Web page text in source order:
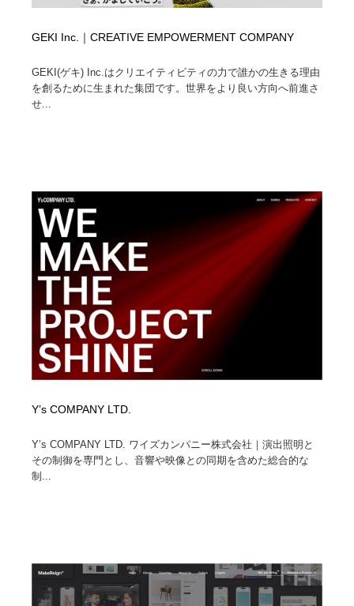
GEKI Inc.｜CREATIVE EMPOWERMENT COMPANY
GEKI(ゲキ) Inc.はクリエイティビティの力で誰かの生きる理由
を創るために生まれた集団です。世界をより良い方向へ前進さ
せ...
Y’s COMPANY LTD.
Y’s COMPANY LTD. ワイズカンパニー株式会社｜演出照明と
その制御を専門とし、音響や映像との同期を含めた総合的な
制...